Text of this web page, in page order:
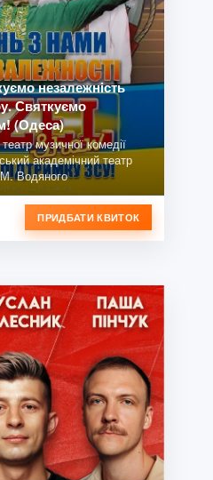
незалежність
Святкуємо
(Одеса)
музичної комедії
академічний театр
М. Водяного
ПРИДБАТИ КВИТОК